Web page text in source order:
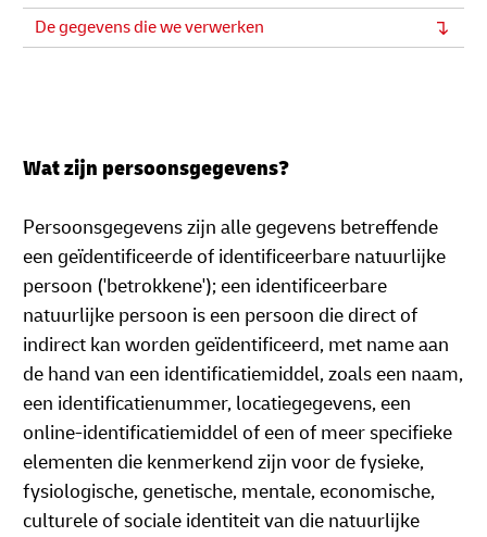
De gegevens die we verwerken
Wat zijn persoonsgegevens?
Persoonsgegevens zijn alle gegevens betreffende
een geïdentificeerde of identificeerbare natuurlijke
persoon ('betrokkene'); een identificeerbare
natuurlijke persoon is een persoon die direct of
indirect kan worden geïdentificeerd, met name aan
de hand van een identificatiemiddel, zoals een naam,
een identificatienummer, locatiegegevens, een
online-identificatiemiddel of een of meer specifieke
elementen die kenmerkend zijn voor de fysieke,
fysiologische, genetische, mentale, economische,
culturele of sociale identiteit van die natuurlijke